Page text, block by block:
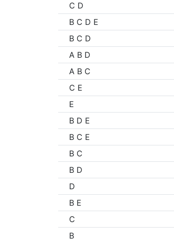
C D
B C D E
B C D
A B D
A B C
C E
E
B D E
B C E
B C
B D
D
B E
C
B